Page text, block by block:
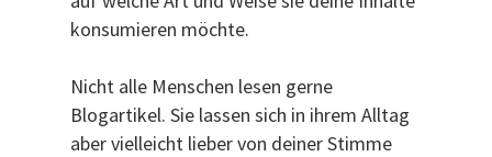
konsumieren möchte.
Nicht alle Menschen lesen gerne
Blogartikel. Sie lassen sich in ihrem Alltag
aber vielleicht lieber von deiner Stimme